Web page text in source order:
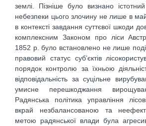
землі. Пізніше було визнано істотний
небезпеки цього злочину не лише в
в контексті завдання суттєвої шкоди
комплексним Законом про ліси
1852 р. було встановлено не лише поділ
правовий статус суб’єктів
порядок контролю за їхньою
відповідальність за суцільне
умисне перешкоджання
Радянська політика управління
вкрай незбалансованою та
метою радянської влади була